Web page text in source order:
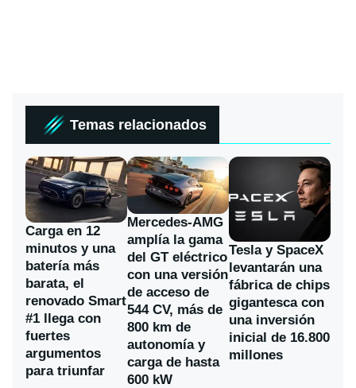
Temas relacionados
Carga en 12
minutos y una
batería más
barata, el
renovado Smart
#1 llega con
fuertes
argumentos
para triunfar
Mercedes-AMG
amplía la gama
del GT eléctrico
con una versión
de acceso de
544 CV, más de
800 km de
autonomía y
carga de hasta
600 kW
Tesla y SpaceX
levantarán una
fábrica de chips
gigantesca con
una inversión
inicial de 16.800
millones